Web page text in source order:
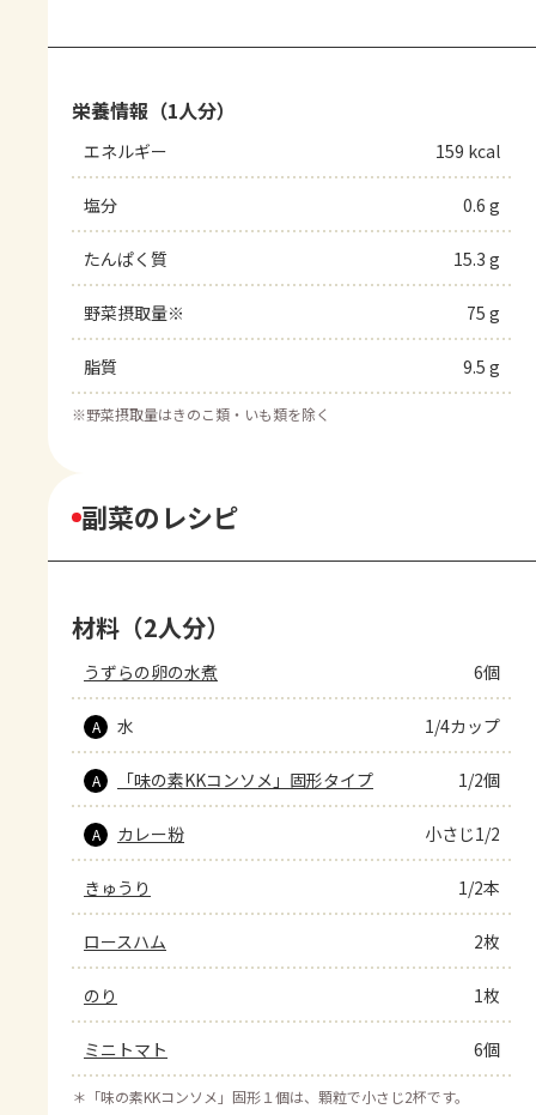
栄養情報（1人分）
エネルギー 159 kcal
塩分 0.6 g
たんぱく質 15.3 g
野菜摂取量※ 75 g
脂質 9.5 g
※野菜摂取量はきのこ類・いも類を除く
副菜のレシピ
材料（2人分）
うずらの卵の水煮 6個
A 水 1/4カップ
A 「味の素KKコンソメ」固形タイプ 1/2個
A カレー粉 小さじ1/2
きゅうり 1/2本
ロースハム 2枚
のり 1枚
ミニトマト 6個
＊ 「味の素KKコンソメ」固形１個は、顆粒で小さじ2杯です。